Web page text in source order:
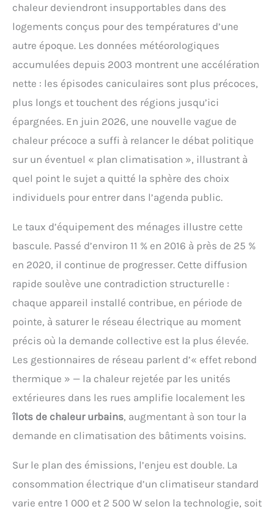
chaleur deviendront insupportables dans des
logements conçus pour des températures d’une
autre époque. Les données météorologiques
accumulées depuis 2003 montrent une accélération
nette : les épisodes caniculaires sont plus précoces,
plus longs et touchent des régions jusqu’ici
épargnées. En juin 2026, une nouvelle vague de
chaleur précoce a suffi à relancer le débat politique
sur un éventuel « plan climatisation », illustrant à
quel point le sujet a quitté la sphère des choix
individuels pour entrer dans l’agenda public.
Le taux d’équipement des ménages illustre cette
bascule. Passé d’environ 11 % en 2016 à près de 25 %
en 2020, il continue de progresser. Cette diffusion
rapide soulève une contradiction structurelle :
chaque appareil installé contribue, en période de
pointe, à saturer le réseau électrique au moment
précis où la demande collective est la plus élevée.
Les gestionnaires de réseau parlent d’« effet rebond
thermique » — la chaleur rejetée par les unités
extérieures dans les rues amplifie localement les
îlots de chaleur urbains, augmentant à son tour la
demande en climatisation des bâtiments voisins.
Sur le plan des émissions, l’enjeu est double. La
consommation électrique d’un climatiseur standard
varie entre 1 000 et 2 500 W selon la technologie, soit